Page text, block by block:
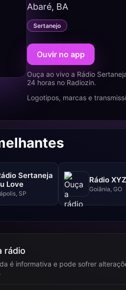
Abaré, BA
Sertanejo
Ouvir no app
Ouça ao vivo a Rádio
24 horas no Radiozin.
Logotipos, marcas e
Sertaneja
Love
SP
Rádio XYZ
Goiânia, GO
rádio
é informativa e pode sofrer